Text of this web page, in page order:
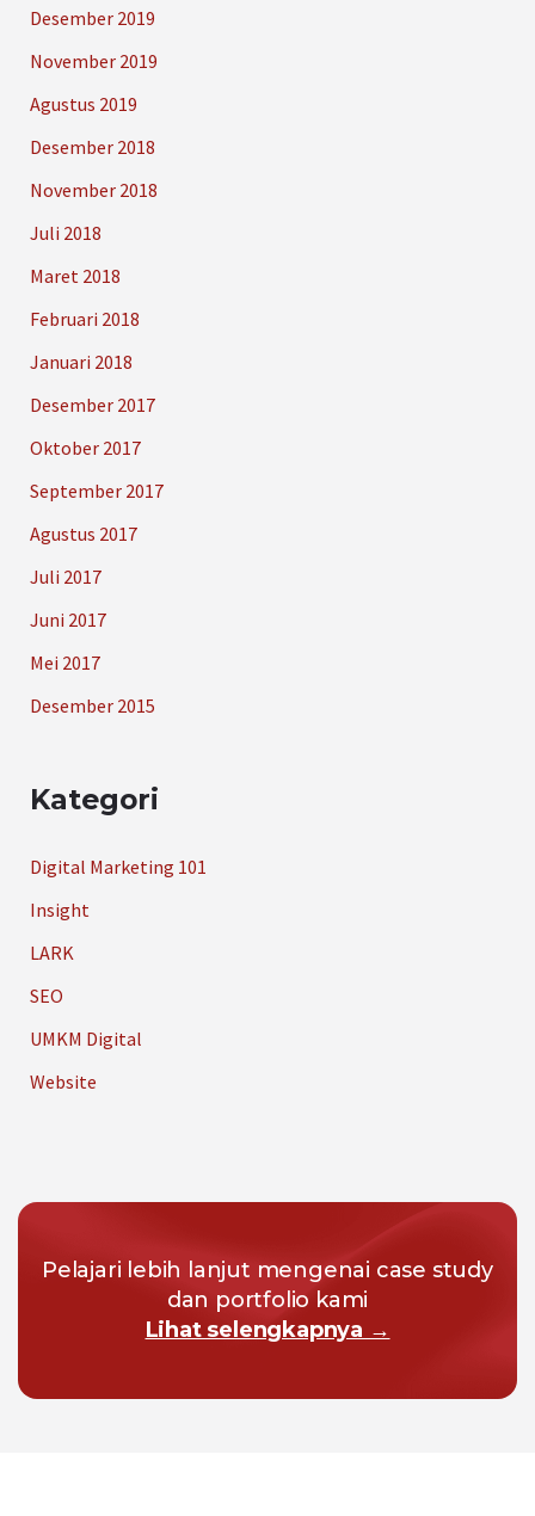
Desember 2019
November 2019
Agustus 2019
Desember 2018
November 2018
Juli 2018
Maret 2018
Februari 2018
Januari 2018
Desember 2017
Oktober 2017
September 2017
Agustus 2017
Juli 2017
Juni 2017
Mei 2017
Desember 2015
Kategori
Digital Marketing 101
Insight
LARK
SEO
UMKM Digital
Website
Pelajari lebih lanjut mengenai case study
dan portfolio kami
Lihat selengkapnya →